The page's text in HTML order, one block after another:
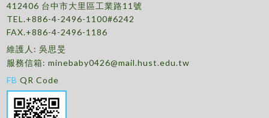
412406 台中市大里區工業路11號
TEL.+886-4-2496-1100#6242
FAX.+886-4-2496-1186
維護人: 吳思旻
服務信箱:minebaby0426@mail.hust.edu.tw
FB QR Code